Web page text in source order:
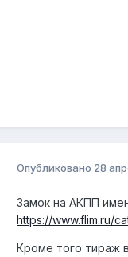
Опубликовано 28
Замок на АКПП
https://www.flim.ru/
Кроме того тираж